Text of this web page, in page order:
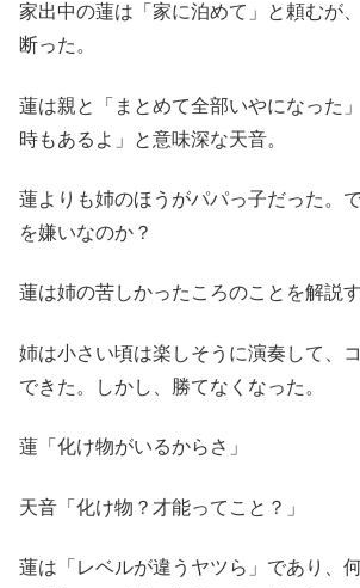
家出中の蓮は「家に泊めて」と頼むが
断った。
蓮は親と「まとめて全部いやになった
時もあるよ」と意味深な天音。
蓮よりも姉のほうがパパっ子だった。
を嫌いなのか？
蓮は姉の苦しかったころのことを解説す
姉は小さい頃は楽しそうに演奏して、
できた。しかし、勝てなくなった。
蓮「化け物がいるからさ」
天音「化け物？才能ってこと？」
蓮は「レベルが違うヤツら」であり、